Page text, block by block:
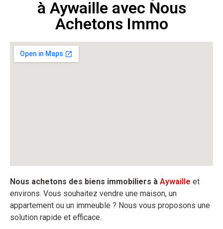
à Aywaille avec Nous
Achetons Immo
Nous achetons des biens immobiliers à Aywaille et
environs. Vous souhaitez vendre une maison, un
appartement ou un immeuble ? Nous vous proposons une
solution rapide et efficace.